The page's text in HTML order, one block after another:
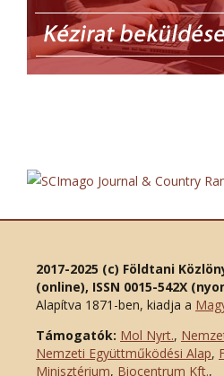
2017-2025 (c) Földtani
(online), ISSN 0015-542X
Alapítva 1871-ben, kiadja a
Támogatók: Mol Nyrt.,
Nemzeti Együttműködési Alap,
Minisztérium, Biocentrum Kft.,